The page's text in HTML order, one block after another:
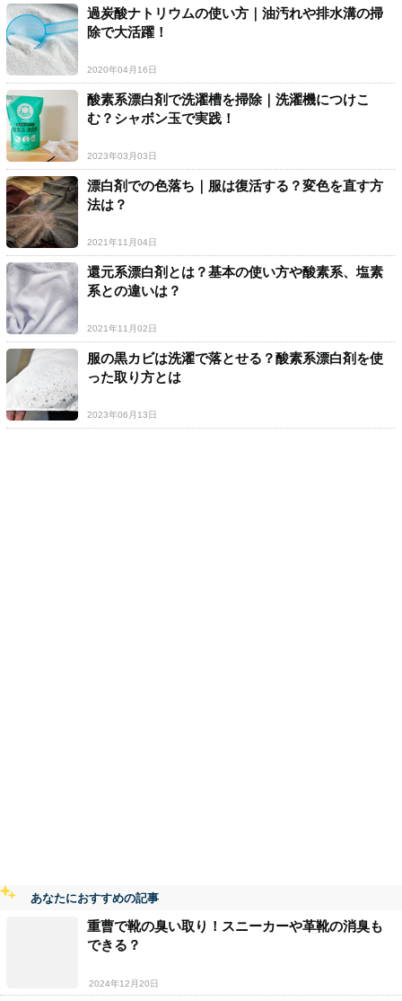
過炭酸ナトリウムの使い方｜油汚れや排水溝の掃
除で大活躍！
2020年04月16日
酸素系漂白剤で洗濯槽を掃除｜洗濯機につけこ
む？シャボン玉で実践！
2023年03月03日
漂白剤での色落ち｜服は復活する？変色を直す方
法は？
2021年11月04日
還元系漂白剤とは？基本の使い方や酸素系、塩素
系との違いは？
2021年11月02日
服の黒カビは洗濯で落とせる？酸素系漂白剤を使
った取り方とは
2023年06月13日
あなたにおすすめの記事
重曹で靴の臭い取り！スニーカーや革靴の消臭も
できる？
2024年12月20日